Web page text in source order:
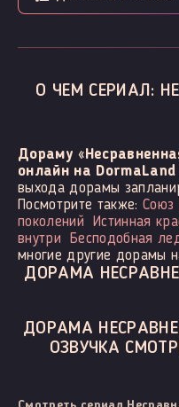
О ЧЕМ СЕРИАЛ:
Дораму
онлайн на
выхода дорамы
Посмотрите также:Союз
поколений
Истинная
внутри
Бесподобная
многие другие дорамы
ДОРАМА
ДОРАМА
ОЗВУЧКА